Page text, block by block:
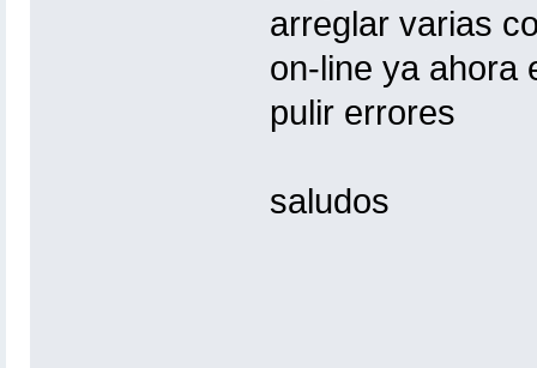
arreglar varias
on-line ya ahora
pulir errores
saludos